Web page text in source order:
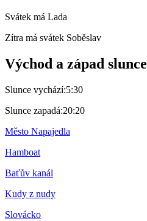
Svátek má Lada
Zítra má svátek Soběslav
Východ a západ slunce
Slunce vychází:5:30
Slunce zapadá:20:20
Město Napajedla
Hamboat
Baťův kanál
Kudy z nudy
Slovácko